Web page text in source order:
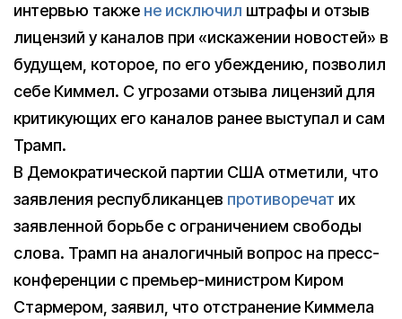
интервью также не исключил штрафы и отзыв
лицензий у каналов при «искажении новостей» в
будущем, которое, по его убеждению, позволил
себе Киммел. С угрозами отзыва лицензий для
критикующих его каналов ранее выступал и сам
Трамп.
В Демократической партии США отметили, что
заявления республиканцев противоречат их
заявленной борьбе с ограничением свободы
слова. Трамп на аналогичный вопрос на пресс-
конференции с премьер-министром Киром
Стармером, заявил, что отстранение Киммела